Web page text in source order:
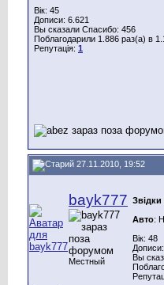
Вік: 45
Дописи: 6.621
Вы сказали Спасибо: 456
Поблагодарили 1.886 раз(а) в
Репутація: 1
27.11.2010, 19:52
bayk777
Местный
Звідки
Авто:
Вік: 48
Вы